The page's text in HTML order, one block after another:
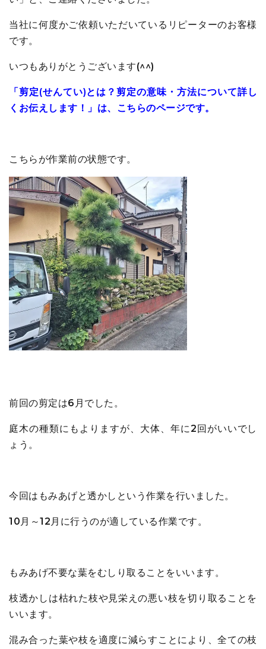
当社に何度かご依頼いただいているリピーターのお客様
です。
いつもありがとうございます(^^)
「剪定(せんてい)とは？剪定の意味・方法について詳し
くお伝えします！」は、こちらのページです。
こちらが作業前の状態です。
前回の剪定は6月でした。
庭木の種類にもよりますが、大体、年に2回がいいでし
ょう。
今回はもみあげと透かしという作業を行いました。
10月～12月に行うのが適している作業です。
もみあげ不要な葉をむしり取ることをいいます。
枝透かしは枯れた枝や見栄えの悪い枝を切り取ることを
いいます。
混み合った葉や枝を適度に減らすことにより、全ての枝